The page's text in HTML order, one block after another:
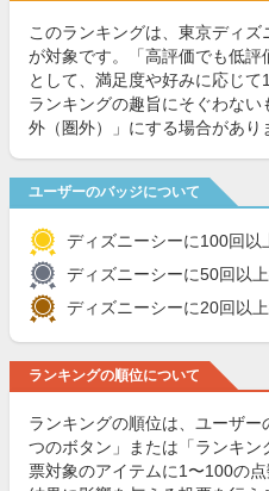
このランキングは、東京ディ
が対象です。「高評価でも低評
として、満足度や好みに応じて
ランキングの趣旨にそぐわな
外（圏外）」にする場合があり
ユーザーのバッジについて
ディズニーシーに100回以
ディズニーシーに50回以
ディズニーシーに20回以
ランキングの順位について
ランキングの順位は、ユーザ
つのボタン」または「ランキ
票対象のアイテムに1〜100の